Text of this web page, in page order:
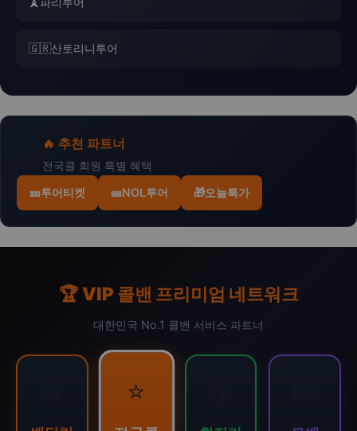
🇬🇷산토리니투어
🔥 추천 파트너
전국콜 회원 특별 혜택
🎫투어티켓 🎫NOL투어 🎁오늘특가
🏆 VIP 콜밴 프리미엄 네트워크
대한민국 No.1 콜밴 서비스 파트너
⭐